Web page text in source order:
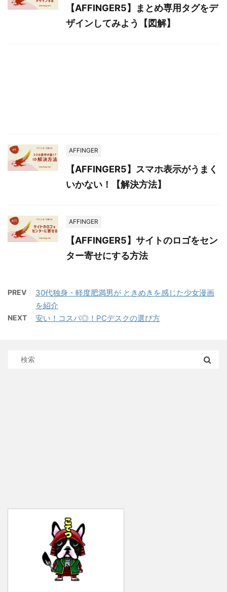
【AFFINGER5】まとめ専用タグをデ
ザインしてみよう【図解】
AFFINGER
【AFFINGER5】スマホ表示がうまく
いかない！【解決方法】
AFFINGER
【AFFINGER5】サイトのロゴをセン
ター寄せにする方法
PREV
30代独身・軽度肥満男が ときめきを感じた少女漫画
を紹介
NEXT 安い！コスパ◎！PCデスクの選び方